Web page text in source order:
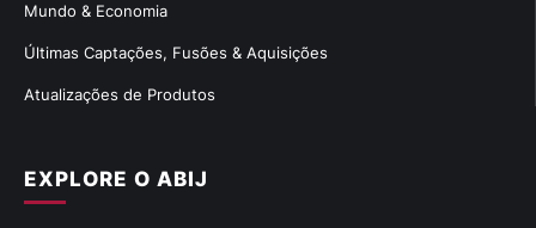
EXPLORE O ABIJ
Mundo & Economia
Últimas Captações, Fusões & Aquisições
Atualizações de Produtos